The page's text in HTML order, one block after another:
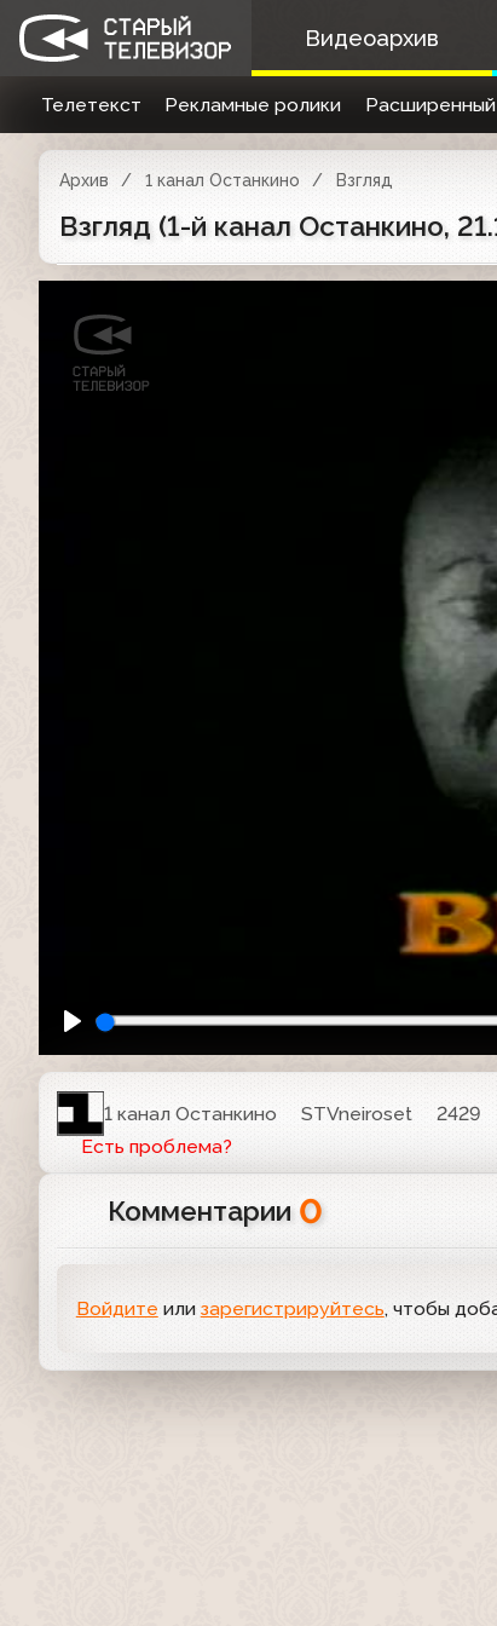
Видеоархив
Телетекст Рекламные ролики Расширенный
Архив 1 канал Останкино Взгляд
Взгляд (1-й канал Останкино,
1 канал Останкино STVneiroset 2429
Есть проблема?
Комментарии 0
Войдите или зарегистрируйтесь, чтобы